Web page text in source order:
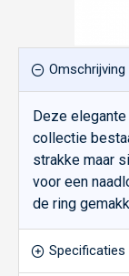
Omschrijving
Deze
collectie
strakke maar
voor een
de ring
Specificaties